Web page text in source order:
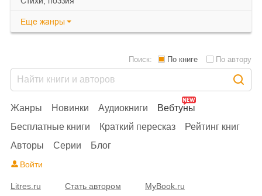
Еще жанры
Жанры Новинки Аудиокниги
Вебтуны
Бесплатные книги
Краткий пересказ
Рейтинг книг
Авторы
Серии Блог
Поиск: По книге По автору
Войти
Litres.ru Стать автором MyBook.ru